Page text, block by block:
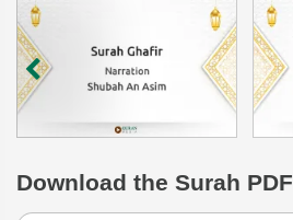
Download the Surah PDF